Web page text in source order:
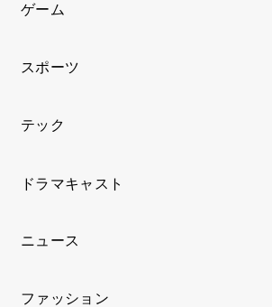
ゲーム
スポーツ
テック
ドラマキャスト
ニュース
ファッション